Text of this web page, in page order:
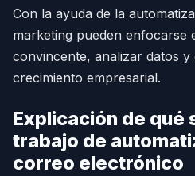
Con la ayuda de la
marketing pueden enfocarse
convincente, analizar datos y
crecimiento empresarial.
Explicación de qué
trabajo de
correo electrónico